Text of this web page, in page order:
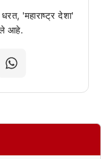
धरत, 'महाराष्ट्र देशा'
आहे.